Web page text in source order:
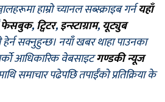
हाम्रो च्यानल सब्स्क्राइब गर्नयहाँ
फेसबुक,ट्विटर,इन्स्टाग्राम, यूट्युब
हेर्न सक्नुहुन्छ। नयाँ खबर थाहा पाउनका
आधिकारिक वेबसाइटगण्डकी न्यूज
समाचार पढेपछि तपाईँको प्रतिक्रिया के